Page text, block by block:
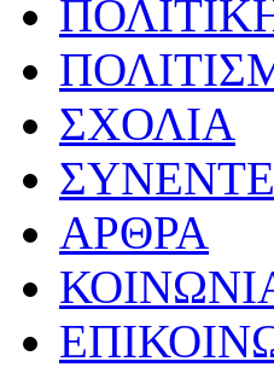
ΣΧΟΛΙΑ
ΑΡΘΡΑ